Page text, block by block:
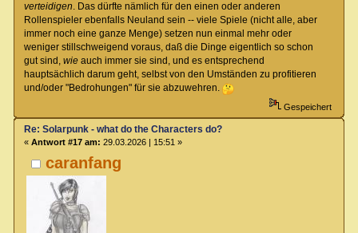
verteidigen. Das dürfte nämlich für den einen oder anderen
Rollenspieler ebenfalls Neuland sein -- viele Spiele (nicht alle, aber
immer noch eine ganze Menge) setzen nun einmal mehr oder
weniger stillschweigend voraus, daß die Dinge eigentlich so schon
gut sind, wieauch immer sie sind, und es entsprechend
hauptsächlich darum geht, selbst von den Umständen zu profitieren
und/oder "Bedrohungen" für sie abzuwehren.
Gespeichert
caranfang
Re: Solarpunk - what do the Characters do?
« Antwort #17 am: 29.03.2026 | 15:51 »